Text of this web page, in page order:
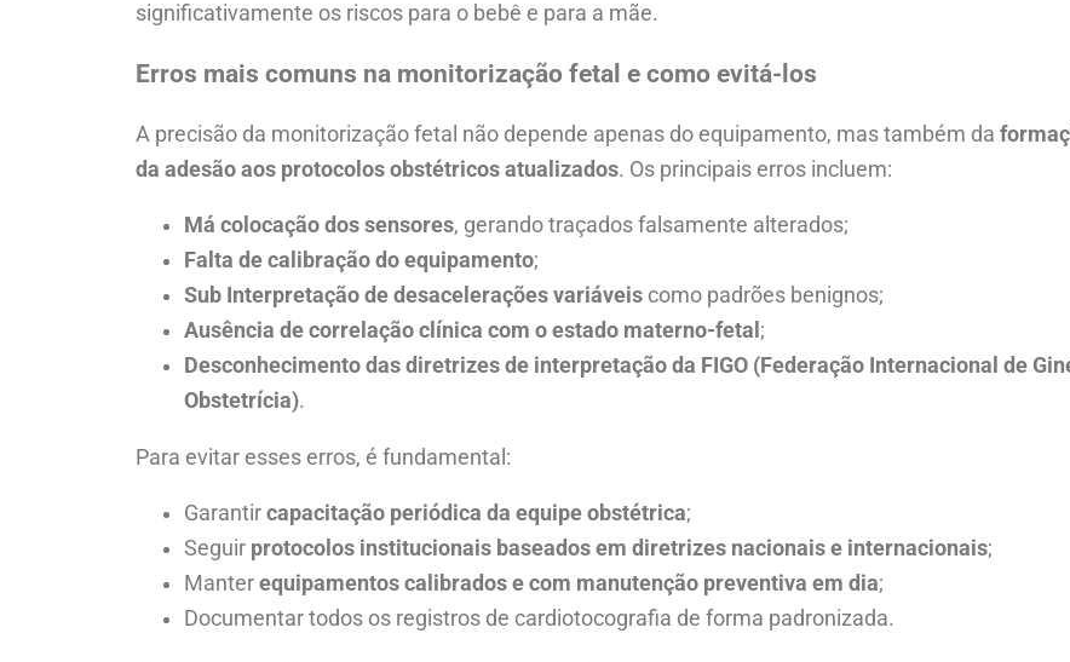
significativamente os riscos para o bebê e para a mãe.
Erros mais comuns na monitorização fetal e como evitá-los
A precisão da monitorização fetal não depende apenas do equipamento, mas também da
da adesão aos protocolos obstétricos atualizados. Os principais erros incluem:
Má colocação dos sensores, gerando traçados falsamente alterados;
Falta de calibração do equipamento;
Sub Interpretação de desacelerações variáveis como padrões benignos;
Ausência de correlação clínica com o estado materno-fetal ;
Desconhecimento das diretrizes de interpretação da FIGO (Federação Internacional de
Obstetrícia).
Para evitar esses erros, é fundamental:
Garantir capacitação periódica da equipe obstétrica;
Seguir protocolos institucionais baseados em diretrizes nacionais e internacionais;
Manter equipamentos calibrados e com manutenção preventiva em dia;
Documentar todos os registros de cardiotocografia de forma padronizada.